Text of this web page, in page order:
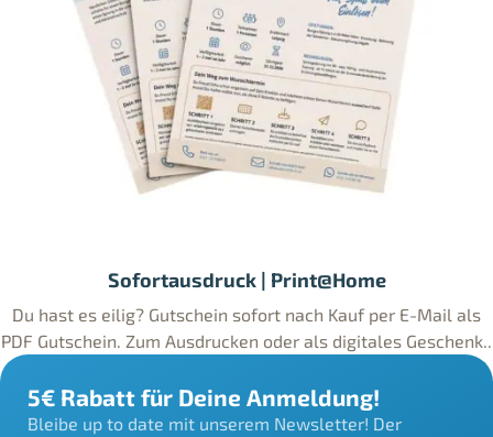
Sofortausdruck | Print@Home
Du hast es eilig? Gutschein sofort nach Kauf per E-Mail als
PDF Gutschein. Zum Ausdrucken oder als digitales Geschenk..
5€ Rabatt für Deine Anmeldung!
Bleibe up to date mit unserem Newsletter! Der